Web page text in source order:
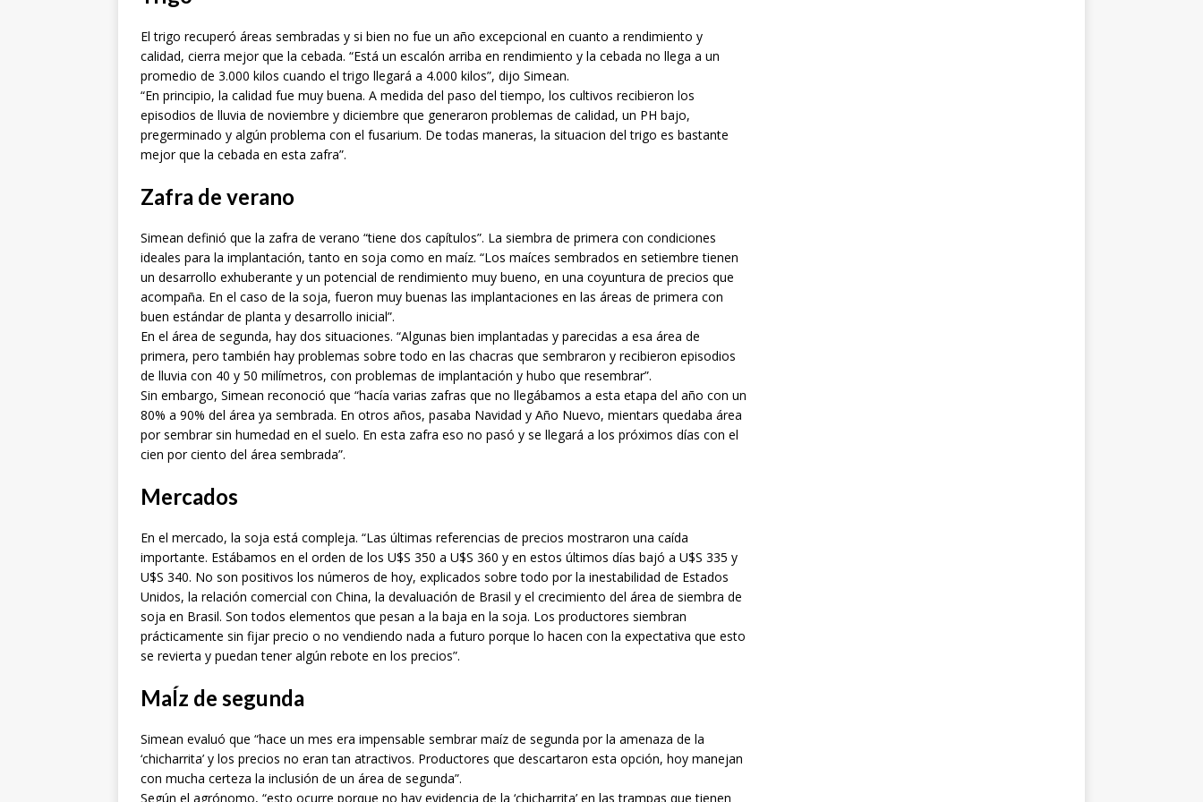
El trigo recuperó áreas sembradas y si bien no fue un año excepcional en cuanto a rendimiento y
calidad, cierra mejor que la cebada. “Está un escalón arriba en rendimiento y la cebada no llega a un
promedio de 3.000 kilos cuando el trigo llegará a 4.000 kilos”, dijo Simean.
“En principio, la calidad fue muy buena. A medida del paso del tiempo, los cultivos recibieron los
episodios de lluvia de noviembre y diciembre que generaron problemas de calidad, un PH bajo,
pregerminado y algún problema con el fusarium. De todas maneras, la situacion del trigo es bastante
mejor que la cebada en esta zafra”.
Zafra de verano
Simean definió que la zafra de verano “tiene dos capítulos”. La siembra de primera con condiciones
ideales para la implantación, tanto en soja como en maíz. “Los maíces sembrados en setiembre tienen
un desarrollo exhuberante y un potencial de rendimiento muy bueno, en una coyuntura de precios que
acompaña. En el caso de la soja, fueron muy buenas las implantaciones en las áreas de primera con
buen estándar de planta y desarrollo inicial”.
En el área de segunda, hay dos situaciones. “Algunas bien implantadas y parecidas a esa área de
primera, pero también hay problemas sobre todo en las chacras que sembraron y recibieron episodios
de lluvia con 40 y 50 milímetros, con problemas de implantación y hubo que resembrar”.
Sin embargo, Simean reconoció que “hacía varias zafras que no llegábamos a esta etapa del año con un
80% a 90% del área ya sembrada. En otros años, pasaba Navidad y Año Nuevo, mientars quedaba área
por sembrar sin humedad en el suelo. En esta zafra eso no pasó y se llegará a los próximos días con el
cien por ciento del área sembrada”.
Mercados
En el mercado, la soja está compleja. “Las últimas referencias de precios mostraron una caída
importante. Estábamos en el orden de los U$S 350 a U$S 360 y en estos últimos días bajó a U$S 335 y
U$S 340. No son positivos los números de hoy, explicados sobre todo por la inestabilidad de Estados
Unidos, la relación comercial con China, la devaluación de Brasil y el crecimiento del área de siembra de
soja en Brasil. Son todos elementos que pesan a la baja en la soja. Los productores siembran
prácticamente sin fijar precio o no vendiendo nada a futuro porque lo hacen con la expectativa que esto
se revierta y puedan tener algún rebote en los precios”.
MaÍz de segunda
Simean evaluó que “hace un mes era impensable sembrar maíz de segunda por la amenaza de la
‘chicharrita’ y los precios no eran tan atractivos. Productores que descartaron esta opción, hoy manejan
con mucha certeza la inclusión de un área de segunda”.
Según el agrónomo, “esto ocurre porque no hay evidencia de la ‘chicharrita’ en las trampas que tienen